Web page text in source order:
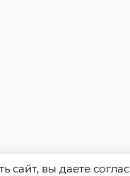
сайт, вы даете